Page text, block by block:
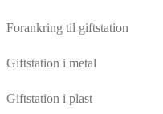
Forankring til giftstation
Giftstation i metal
Giftstation i plast